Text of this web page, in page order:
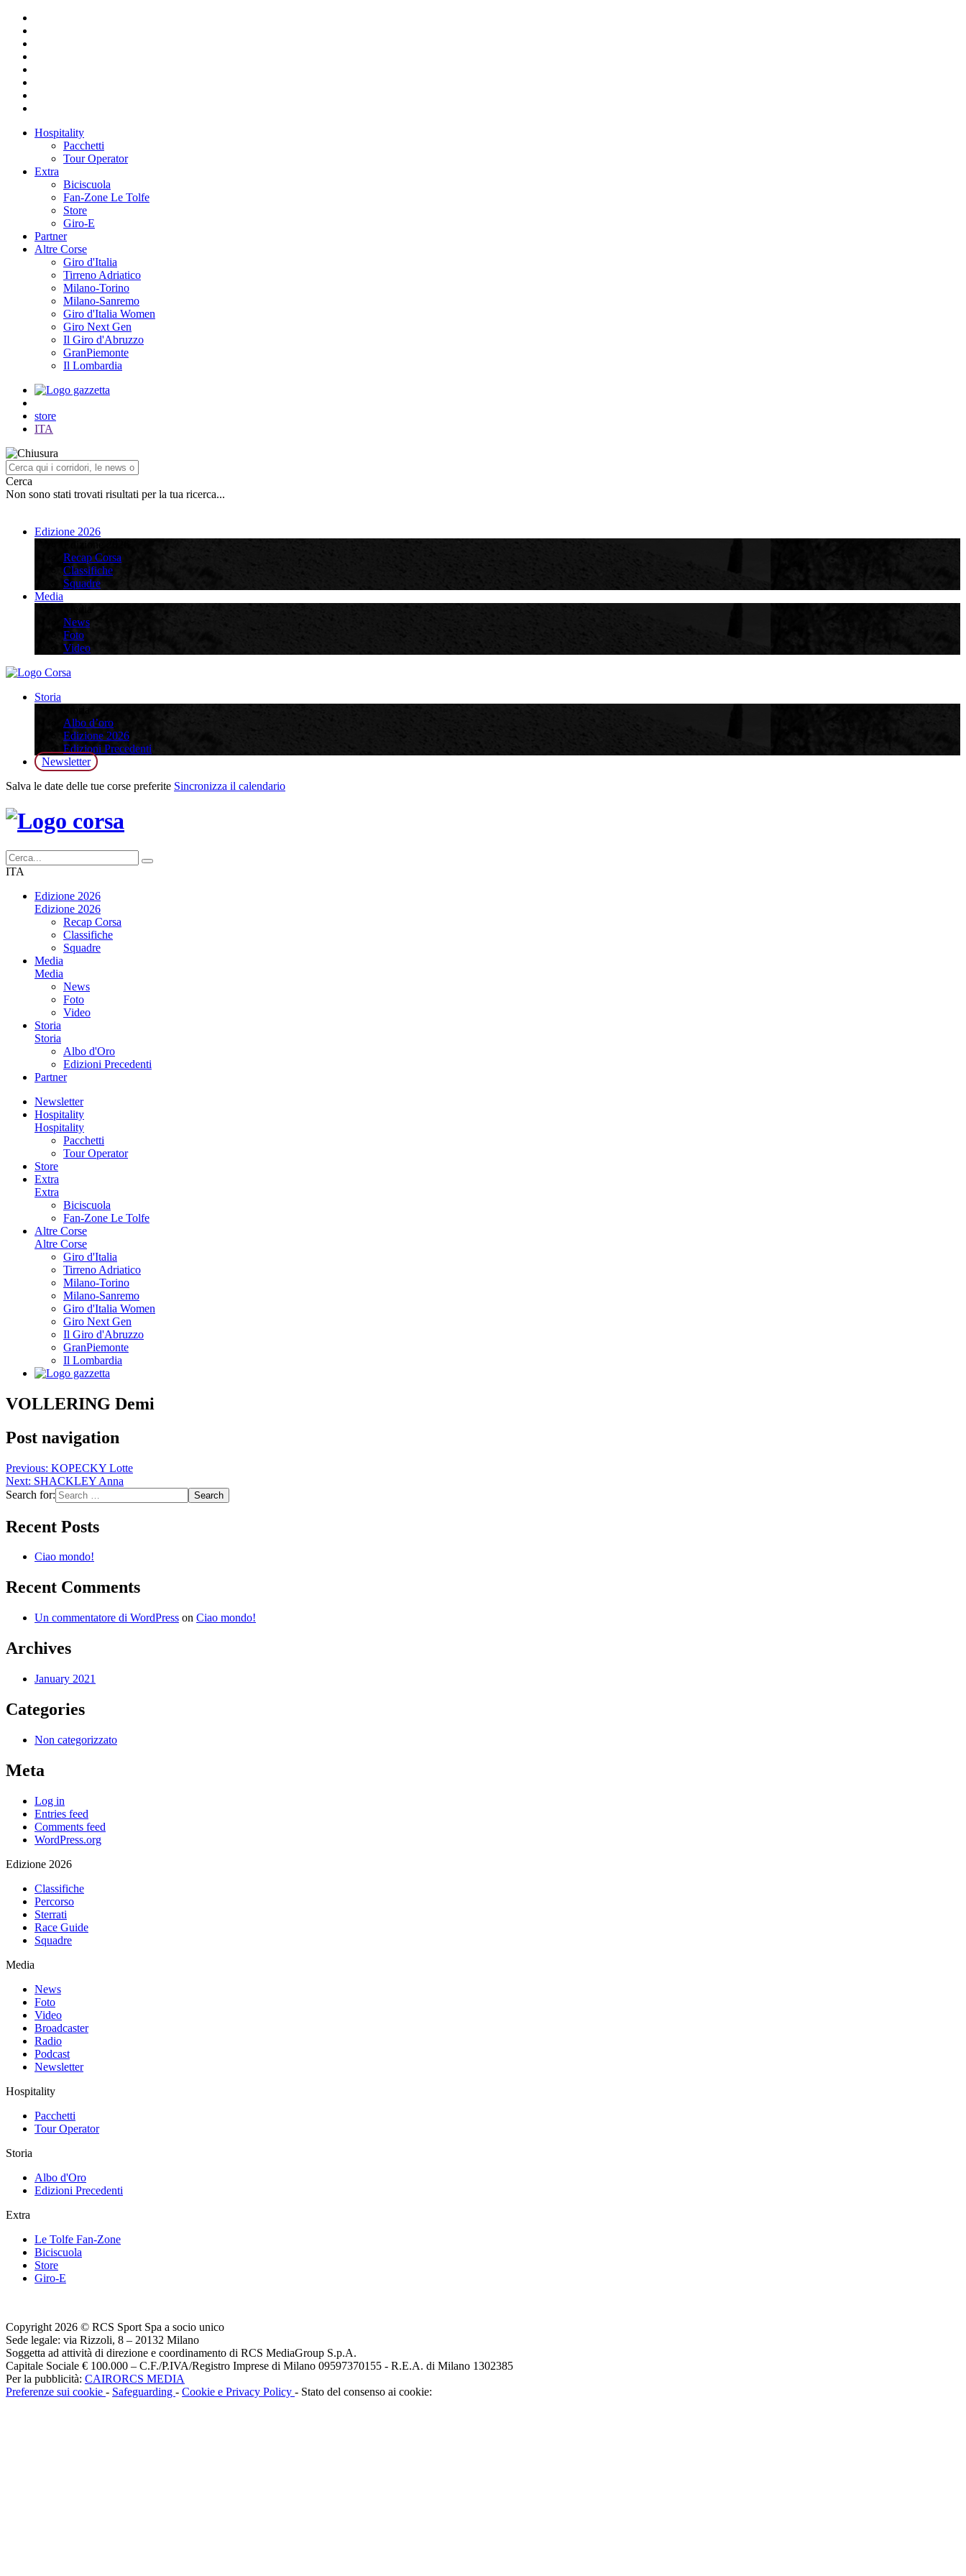
Hospitality
Pacchetti
Tour Operator
Extra
Biciscuola
Fan-Zone Le Tolfe
Store
Giro-E
Partner
Altre Corse
Giro d'Italia
Tirreno Adriatico
Milano-Torino
Milano-Sanremo
Giro d'Italia Women
Giro Next Gen
Il Giro d'Abruzzo
GranPiemonte
Il Lombardia
store
ITA
Cerca
Non sono stati trovati risultati per la tua ricerca...
Edizione 2026
Recap Corsa
Classifiche
Squadre
Media
News
Foto
Video
Storia
Albo d’oro
Edizione 2026
Edizioni Precedenti
Newsletter
Salva le date delle tue corse preferite Sincronizza il calendario
ITA
Edizione 2026
Edizione 2026
Recap Corsa
Classifiche
Squadre
Media
Media
News
Foto
Video
Storia
Storia
Albo d'Oro
Edizioni Precedenti
Partner
Newsletter
Hospitality
Hospitality
Pacchetti
Tour Operator
Store
Extra
Extra
Biciscuola
Fan-Zone Le Tolfe
Altre Corse
Altre Corse
Giro d'Italia
Tirreno Adriatico
Milano-Torino
Milano-Sanremo
Giro d'Italia Women
Giro Next Gen
Il Giro d'Abruzzo
GranPiemonte
Il Lombardia
VOLLERING Demi
Post navigation
Previous: KOPECKY Lotte
Next: SHACKLEY Anna
Search for:
Recent Posts
Ciao mondo!
Recent Comments
Un commentatore di WordPress on Ciao mondo!
Archives
January 2021
Categories
Non categorizzato
Meta
Log in
Entries feed
Comments feed
WordPress.org
Edizione 2026
Classifiche
Percorso
Sterrati
Race Guide
Squadre
Media
News
Foto
Video
Broadcaster
Radio
Podcast
Newsletter
Hospitality
Pacchetti
Tour Operator
Storia
Albo d'Oro
Edizioni Precedenti
Extra
Le Tolfe Fan-Zone
Biciscuola
Store
Giro-E
Copyright 2026 © RCS Sport Spa a socio unico
Sede legale: via Rizzoli, 8 – 20132 Milano
Soggetta ad attività di direzione e coordinamento di RCS MediaGroup S.p.A.
Capitale Sociale € 100.000 – C.F./P.IVA/Registro Imprese di Milano 09597370155 - R.E.A. di Milano 1302385
Per la pubblicità: CAIRORCS MEDIA
Preferenze sui cookie - Safeguarding - Cookie e Privacy Policy - Stato del consenso ai cookie: